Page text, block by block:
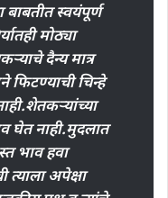
बाबतीत स्वयंपूर्ण
मोठ्या
दैन्य मात्र
फिटण्याची चिन्हे
घेत नाही.मुदलात
भाव हवा
अपेक्षा